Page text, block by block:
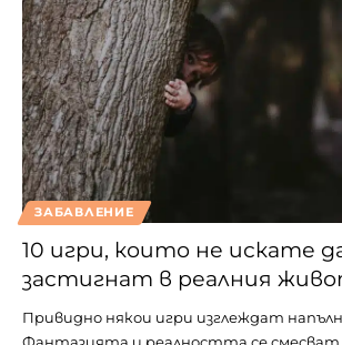
ЗАБАВЛЕНИЕ
10 игри, които не искате
застигнат в реалния
Привидно някои игри изглеждат